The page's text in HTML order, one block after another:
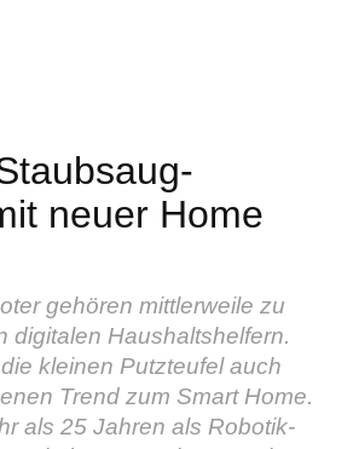
neuer Home
gehören mittlerweile zu
digitalen Haushaltshelfern.
kleinen Putzteufel auch
Trend zum Smart Home.
als 25 Jahren als Robotik-